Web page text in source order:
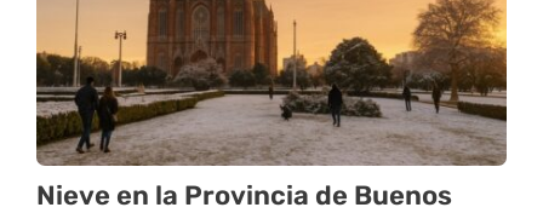
Nieve en la Provincia de Buenos